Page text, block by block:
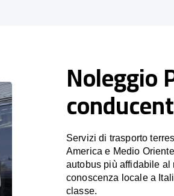
Noleggio
Servizi di trasporto
America e Medio
autobus più affidabile al
conoscenza locale a
classe.